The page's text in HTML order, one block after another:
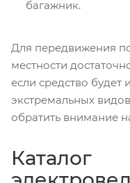
багажник.
Для передвижения
местности
если средство будет
экстремальных
обратить внимание
Каталог